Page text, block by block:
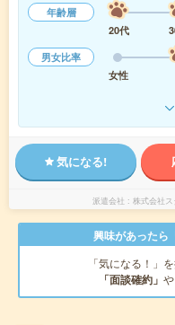
年齢層
20代
男女比率
女性
気になる!
派遣会社 株式会社
興味があったら
「気になる！」
「面談確約」 や